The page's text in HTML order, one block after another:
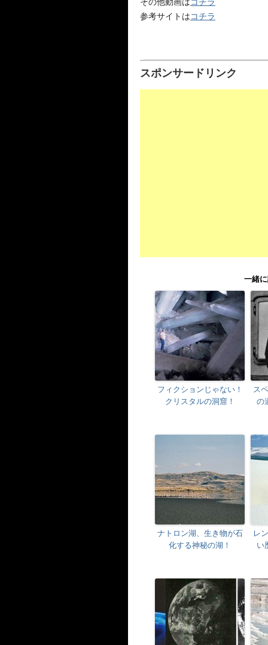
参考サイトはコチラ
スポンサードリンク
一緒
フィクションじゃない！
クリスタルの洞窟！
ス
の
ナトロン湖、生き物が石
化する神秘の湖！
レ
い